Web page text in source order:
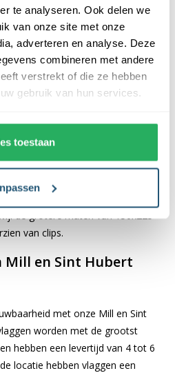
te analyseren. Ook delen we
van onze site met onze
adverteren en analyse. Deze
combineren met andere
verstrekt of die ze hebben
gebruik van hun services.
toestaan
is van hoge kwaliteit. Ze zijn
en een dubbele stiknaad, wat
en stevigheid. Wij bieden de
aan in verschillende afmetingen:
cm, 150x225 cm en 200x300
die je kiest, worden de vlaggen
De
de grotere maten van 150x225
van clips.
Mill en Sint Hubert
met onze Mill en Sint
worden met de grootst
hebben een levertijd van 4 tot 6
locatie hebben vlaggen een